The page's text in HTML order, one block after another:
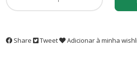
Share Tweet Adicionar à minha